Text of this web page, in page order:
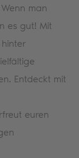
man
es gut! Mit
Entdeckt mit
euren